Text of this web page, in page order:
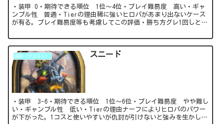
・装甲 0・期待できる順位 1位～4位・プレイ難易度 高い・ギャ
ンブル性 普通・Tierの理由稀に強いヒロパがあまり出ないケース
が有る。プレイ難易度等も考慮してこの評価・勝ち方グレ1回しと相
HERO（クエスト） スニード
・装甲 3-6・期待できる順位 1位～6位・プレイ難易度 やや難し
い・ギャンブル性 低い・Tierの理由ナーフによりヒロパのパワー
が下がった。1コスと使いやすいが仇討が引けないと強みを生かしき